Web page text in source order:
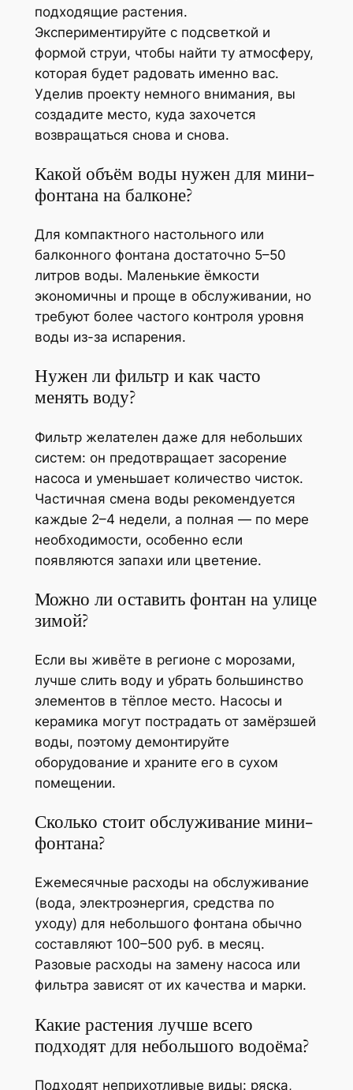
подходящие растения.
Экспериментируйте с подсветкой и
формой струи, чтобы найти ту атмосферу,
которая будет радовать именно вас.
Уделив проекту немного внимания, вы
создадите место, куда захочется
возвращаться снова и снова.
Какой объём воды нужен для мини-
фонтана на балконе?
Для компактного настольного или
балконного фонтана достаточно 5–50
литров воды. Маленькие ёмкости
экономичны и проще в обслуживании, но
требуют более частого контроля уровня
воды из-за испарения.
Нужен ли фильтр и как часто
менять воду?
Фильтр желателен даже для небольших
систем: он предотвращает засорение
насоса и уменьшает количество чисток.
Частичная смена воды рекомендуется
каждые 2–4 недели, а полная — по мере
необходимости, особенно если
появляются запахи или цветение.
Можно ли оставить фонтан на улице
зимой?
Если вы живёте в регионе с морозами,
лучше слить воду и убрать большинство
элементов в тёплое место. Насосы и
керамика могут пострадать от замёрзшей
воды, поэтому демонтируйте
оборудование и храните его в сухом
помещении.
Сколько стоит обслуживание мини-
фонтана?
Ежемесячные расходы на обслуживание
(вода, электроэнергия, средства по
уходу) для небольшого фонтана обычно
составляют 100–500 руб. в месяц.
Разовые расходы на замену насоса или
фильтра зависят от их качества и марки.
Какие растения лучше всего
подходят для небольшого водоёма?
Подходят неприхотливые виды: ряска,